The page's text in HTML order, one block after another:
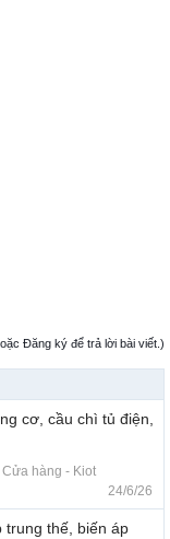
Đăng ký để trả lời bài viết.)
cơ, cầu chì tủ điện,
Cửa hàng - Kiot
24/6/26
trung thế, biến áp